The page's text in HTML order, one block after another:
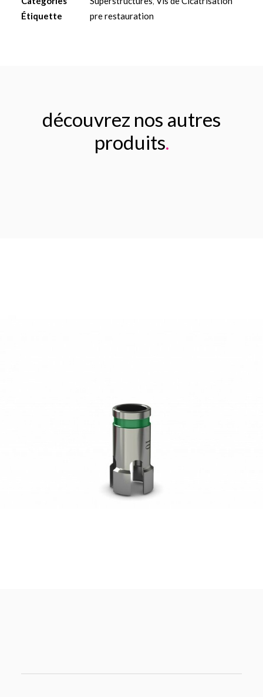
anatomique
Étiquette
pre restauration
découvrez nos autres
produits.
Lire la suite